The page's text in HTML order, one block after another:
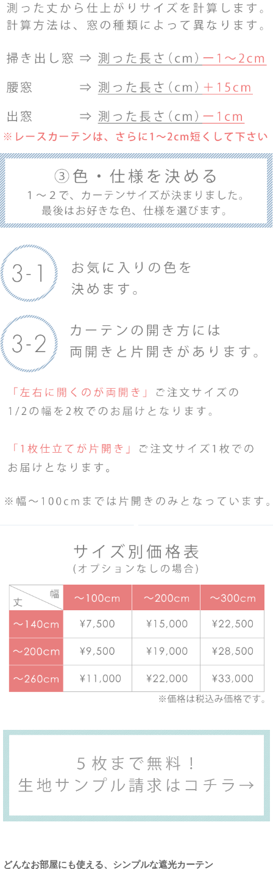
どんなお部屋にも使える、シンプルな遮光カーテン